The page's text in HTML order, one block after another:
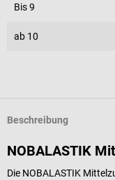
Bis9
ab 10
Beschreibung
NOBALASTIK
Die NOBALASTIK